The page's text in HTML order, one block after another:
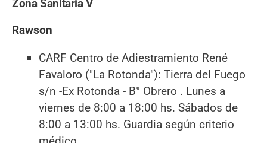
Zona Sanitaria V
Rawson
CARF Centro de Adiestramiento René
Favaloro ("La Rotonda"): Tierra del Fuego
s/n -Ex Rotonda - B° Obrero . Lunes a
viernes de 8:00 a 18:00 hs. Sábados de
8:00 a 13:00 hs. Guardia según criterio